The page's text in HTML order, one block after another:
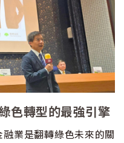
色轉型的最強引擎
業是翻轉綠色未來的關